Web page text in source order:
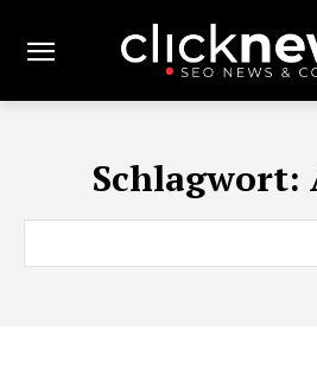
Schlagwort: